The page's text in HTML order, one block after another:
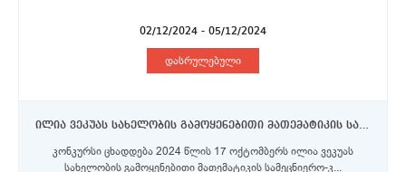
02/12/2024 - 05/12/2024
დასრულებული
ილია ვეკუას სახელობის გამოყენებითი მათემატიკის სამეცნიერო-კვლევითი ინსტიტუტი მეცნიერი თანამშრომლები
კონკურსი ცხადდება 2024 წლის 17 ოქტომბერს ილია ვეკუას
სახელობის გამოყენებითი მათემატიკის სამეცნიერო-კ...